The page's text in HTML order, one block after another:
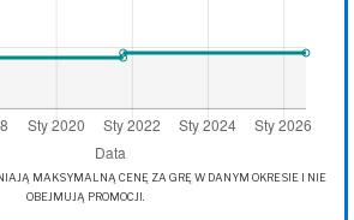
MAKSYMALNĄ CENĘ ZA GRĘ W DANYM OKRESIE I NIE
OBEJMUJĄ PROMOCJI.